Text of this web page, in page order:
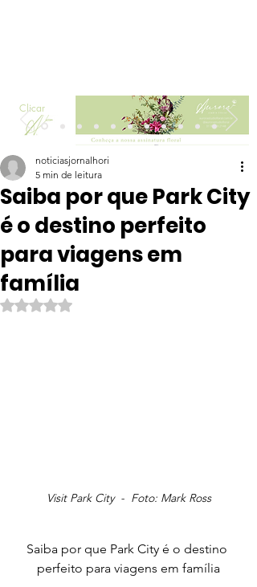
Clicar
Saiba por que Park City
é o destino perfeito
para viagens em
família
noticiasjornalhori
5 min de leitura
Avaliado com NaN de 5 estrelas.
Visit Park City  -  Foto: Mark Ross
Saiba por que Park City é o destino
perfeito para viagens em família